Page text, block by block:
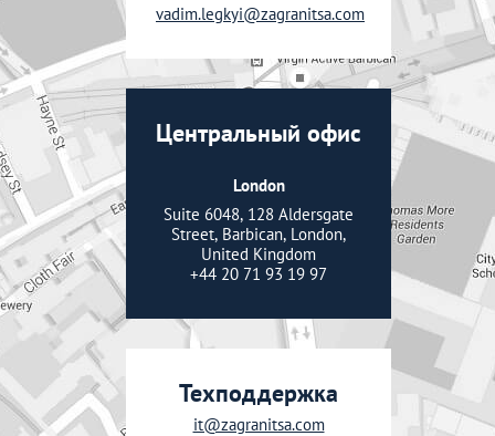
vadim.legkyi@zagranitsa.com
Центральный офис
London
Suite 6048, 128 Aldersgate
Street, Barbican, London,
United Kingdom
+44 20 71 93 19 97
Техподдержка
it@zagranitsa.com